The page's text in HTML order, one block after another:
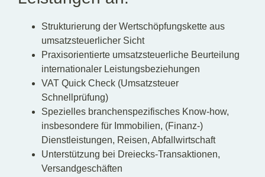
Strukturierung der Wertschöpfungskette aus
umsatzsteuerlicher Sicht
Praxisorientierte umsatzsteuerliche Beurteilung
internationaler Leistungsbeziehungen
VAT Quick Check (Umsatzsteuer
Schnellprüfung)
Spezielles branchenspezifisches Know-how,
insbesondere für Immobilien, (Finanz-)
Dienstleistungen, Reisen, Abfallwirtschaft
Unterstützung bei Dreiecks-Transaktionen,
Versandgeschäften